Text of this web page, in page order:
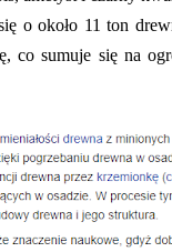
o około 11 ton
co sumuje się na